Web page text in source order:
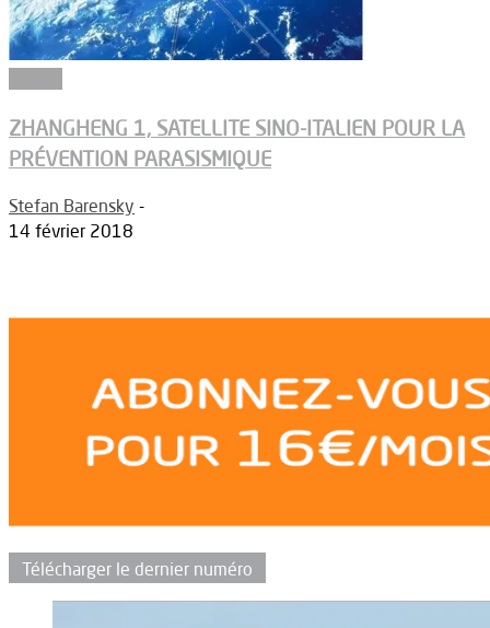
ZHANGHENG 1, SATELLITE SINO-ITALIEN POUR LA
PRÉVENTION PARASISMIQUE
Stefan Barensky -
14 février 2018
Télécharger le dernier numéro